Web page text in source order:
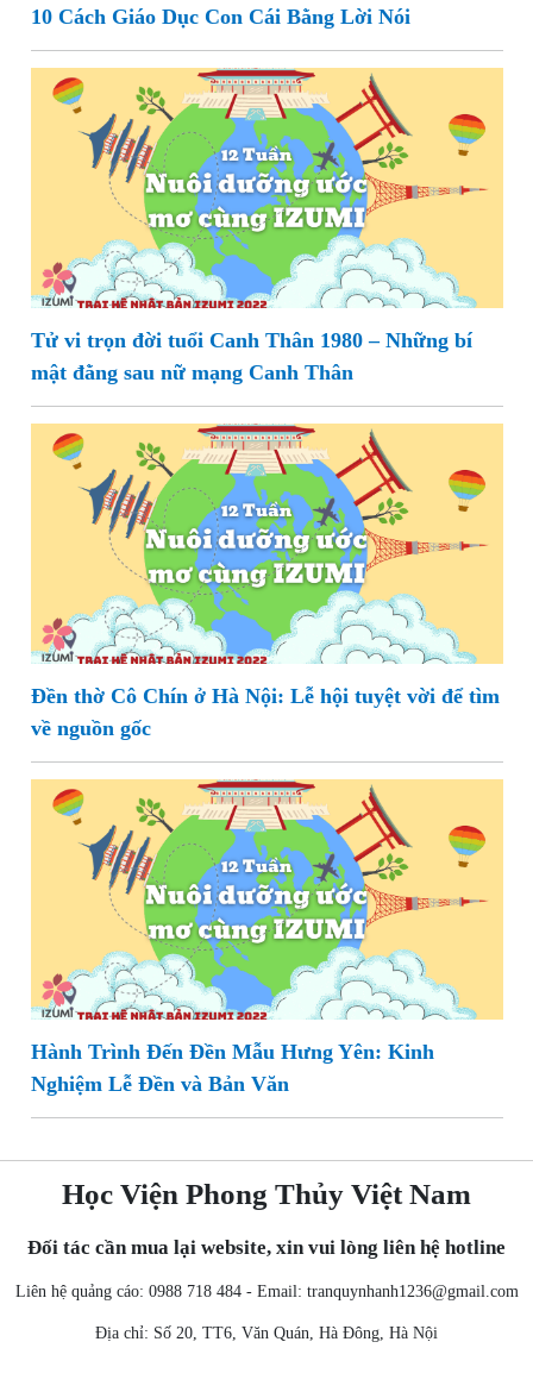
10 Cách Giáo Dục Con Cái Bằng Lời Nói
Tử vi trọn đời tuổi Canh Thân 1980 – Những bí
mật đằng sau nữ mạng Canh Thân
Đền thờ Cô Chín ở Hà Nội: Lễ hội tuyệt vời để tìm
về nguồn gốc
Hành Trình Đến Đền Mẫu Hưng Yên: Kinh
Nghiệm Lễ Đền và Bản Văn
Học Viện Phong Thủy Việt Nam
Đối tác cần mua lại website, xin vui lòng liên hệ hotline
Liên hệ quảng cáo: 0988 718 484 - Email: tranquynhanh1236@gmail.com
Địa chỉ: Số 20, TT6, Văn Quán, Hà Đông, Hà Nội